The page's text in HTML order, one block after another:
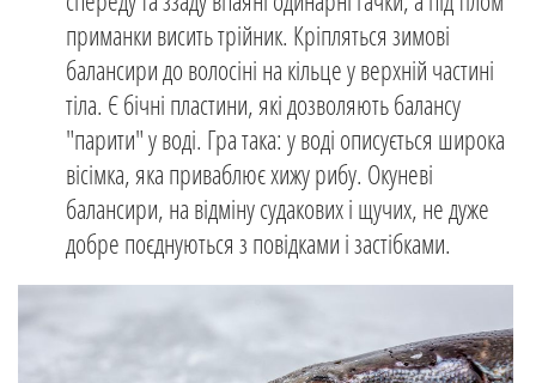
приманки висить трійник. Кріпляться зимові
балансири до волосіні на кільце у верхній частині
тіла. Є бічні пластини, які дозволяють балансу
"парити" у воді. Гра така: у воді описується широка
вісімка, яка приваблює хижу рибу. Окуневі
балансири, на відміну судакових і щучих, не дуже
добре поєднуються з повідками і застібками.